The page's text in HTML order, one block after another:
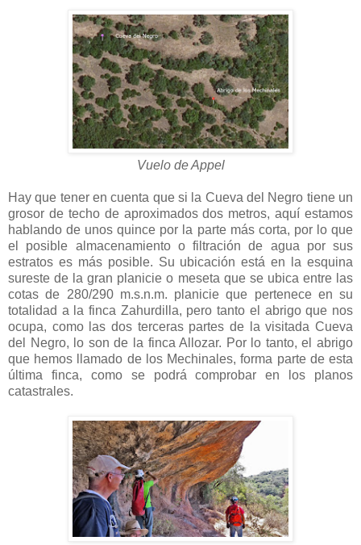
Vuelo de Appel
Hay que tener en cuenta que si la Cueva del Negro tiene un
grosor de techo de aproximados dos metros, aquí estamos
hablando de unos quince por la parte más corta, por lo que
el posible almacenamiento o filtración de agua por sus
estratos es más posible. Su ubicación está en la esquina
sureste de la gran planicie o meseta que se ubica entre las
cotas de 280/290 m.s.n.m. planicie que pertenece en su
totalidad a la finca Zahurdilla, pero tanto el abrigo que nos
ocupa, como las dos terceras partes de la visitada Cueva
del Negro, lo son de la finca Allozar. Por lo tanto, el abrigo
que hemos llamado de los Mechinales, forma parte de esta
última finca, como se podrá comprobar en los planos
catastrales.